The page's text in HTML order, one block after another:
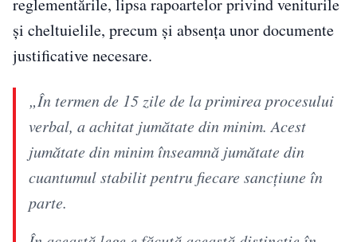
reglementările, lipsa rapoartelor privind veniturile
și cheltuielile, precum și absența unor documente
justificative necesare.
„În termen de 15 zile de la primirea procesului
verbal, a achitat jumătate din minim. Acest
jumătate din minim înseamnă jumătate din
cuantumul stabilit pentru fiecare sancțiune în
parte.